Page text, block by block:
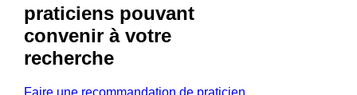
praticienspouvant
convenir à votre
recherche
Faire une recommandation de praticien